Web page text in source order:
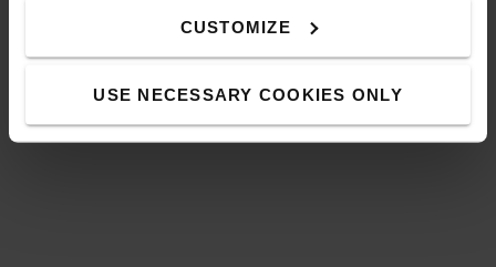
CUSTOMIZE
USE NECESSARY COOKIES ONLY